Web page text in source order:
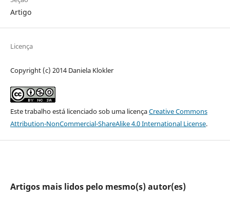
Artigo
Licença
Copyright (c) 2014 Daniela Klokler
Este trabalho está licenciado sob uma licençaCreative Commons
Attribution-NonCommercial-ShareAlike 4.0 International License.
Artigos mais lidos pelo mesmo(s) autor(es)